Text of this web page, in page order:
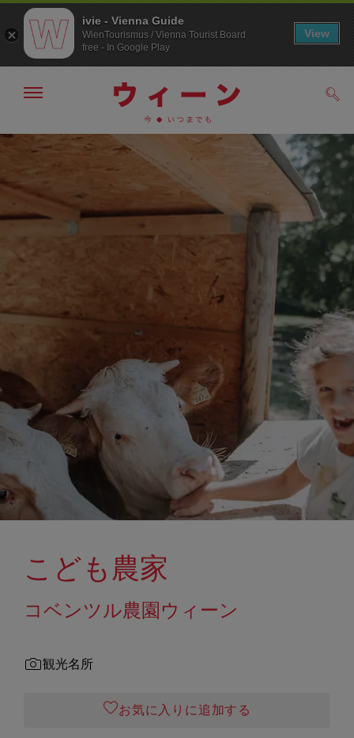
メ
ー
へ
こ
ー
ジ
の
へ
メ
非
表
す
る
こども農家
コベンツル農園ウィーン
観光名所
お気に入りに追加する
ivie - Vienna Guide
WienTourismus / Vienna Tourist Board
free - In Google Play
View